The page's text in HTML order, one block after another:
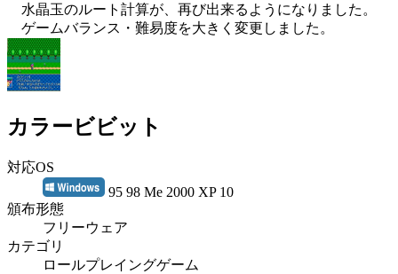
水晶玉のルート計算が、再び出来るようになりました。
ゲームバランス・難易度を大きく変更しました。
カラービビット
対応OS
95 98 Me 2000 XP 10
頒布形態
フリーウェア
カテゴリ
ロールプレイングゲーム